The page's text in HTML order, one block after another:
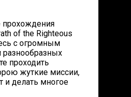
of the Righteous
с огромным
разнообразных
проходить
жуткие миссии,
и делать многое